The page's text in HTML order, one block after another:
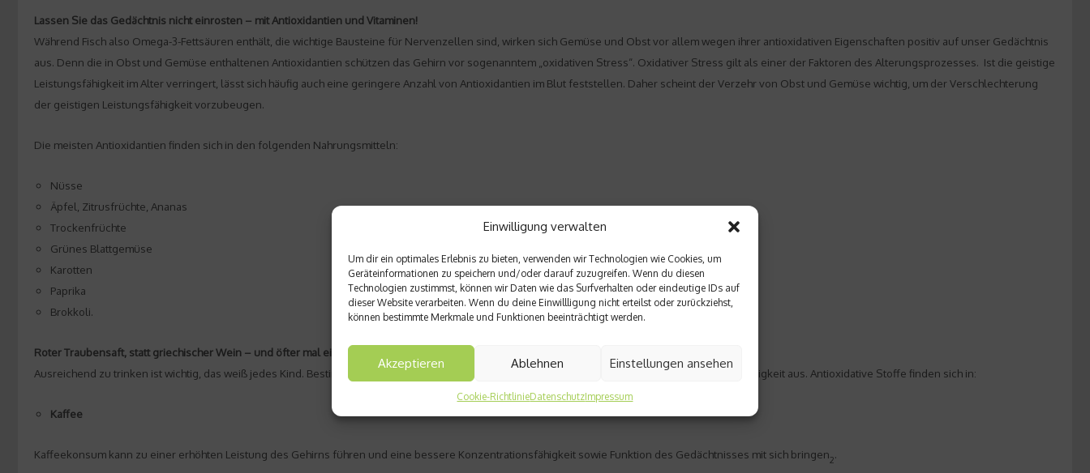
Einwilligung verwalten
Um dir ein optimales Erlebnis zu bieten, verwenden wir Technologien wie Cookies, um
Geräteinformationen zu speichern und/oder darauf zuzugreifen. Wenn du diesen
Technologien zustimmst, können wir Daten wie das Surfverhalten oder eindeutige IDs auf
dieser Website verarbeiten. Wenn du deine Einwillligung nicht erteilst oder zurückziehst,
können bestimmte Merkmale und Funktionen beeinträchtigt werden.
Akzeptieren Ablehnen Einstellungen ansehen
Cookie-RichtlinieDatenschutzImpressum
Lassen Sie das Gedächtnis nicht einrosten – mit Antioxidantien und Vitaminen!
Während Fisch also Omega-3-Fettsäuren enthält, die wichtige Bausteine für Nervenzellen sind, wirken sich Gemüse und Obst vor allem wegen ihrer antioxidativen Eigenschaften positiv auf unser Gedächtnis
aus. Denn die in Obst und Gemüse enthaltenen Antioxidantien schützen das Gehirn vor sogenanntem „oxidativen Stress“. Oxidativer Stress gilt als einer der Faktoren des Alterungsprozesses. Ist die geistige
Leistungsfähigkeit im Alter verringert, lässt sich häufig auch eine geringere Anzahl von Antioxidantien im Blut feststellen. Daher scheint der Verzehr von Obst und Gemüse wichtig, um der Verschlechterung
der geistigen Leistungsfähigkeit vorzubeugen.
Die meisten Antioxidantien finden sich in den folgenden Nahrungsmitteln:
Nüsse
Äpfel, Zitrusfrüchte, Ananas
Trockenfrüchte
Grünes Blattgemüse
Karotten
Paprika
Brokkoli.
Roter Traubensaft, statt griechischer Wein – und öfter mal ein Kaffeekränzchen
Ausreichend zu trinken ist wichtig, das weiß jedes Kind. Bestimmte Getränke wirken sich aber ganz besonders positiv auf die kognitive Leistungsfähigkeit aus. Antioxidative Stoffe finden sich in:
Kaffee
Kaffeekonsum kann zu einer erhöhten Leistung des Gehirns führen und eine bessere Konzentrationsfähigkeit sowie Funktion des Gedächtnisses mit sich bringen2.